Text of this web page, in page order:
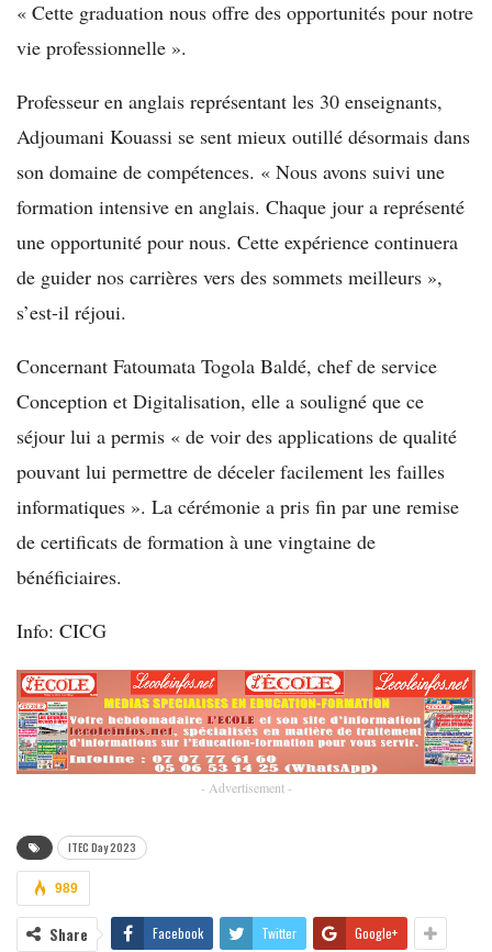
« Cette graduation nous offre des opportunités pour notre
vie professionnelle ».
Professeur en anglais représentant les 30 enseignants,
Adjoumani Kouassi se sent mieux outillé désormais dans
son domaine de compétences. « Nous avons suivi une
formation intensive en anglais. Chaque jour a représenté
une opportunité pour nous. Cette expérience continuera
de guider nos carrières vers des sommets meilleurs »,
s’est-il réjoui.
Concernant Fatoumata Togola Baldé, chef de service
Conception et Digitalisation, elle a souligné que ce
séjour lui a permis « de voir des applications de qualité
pouvant lui permettre de déceler facilement les failles
informatiques ». La cérémonie a pris fin par une remise
de certificats de formation à une vingtaine de
bénéficiaires.
Info: CICG
- Advertisement -
ITEC Day 2023
989
Share Facebook Twitter Google+